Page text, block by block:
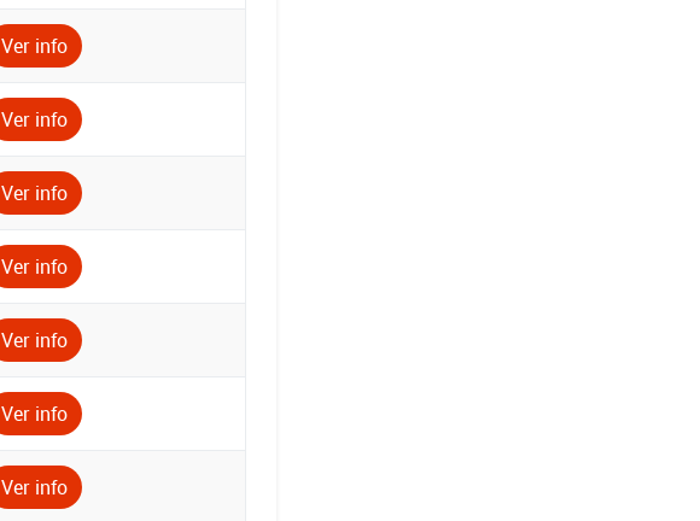
Ver info
Ver info
Ver info
Ver info
Ver info
Ver info
Ver info